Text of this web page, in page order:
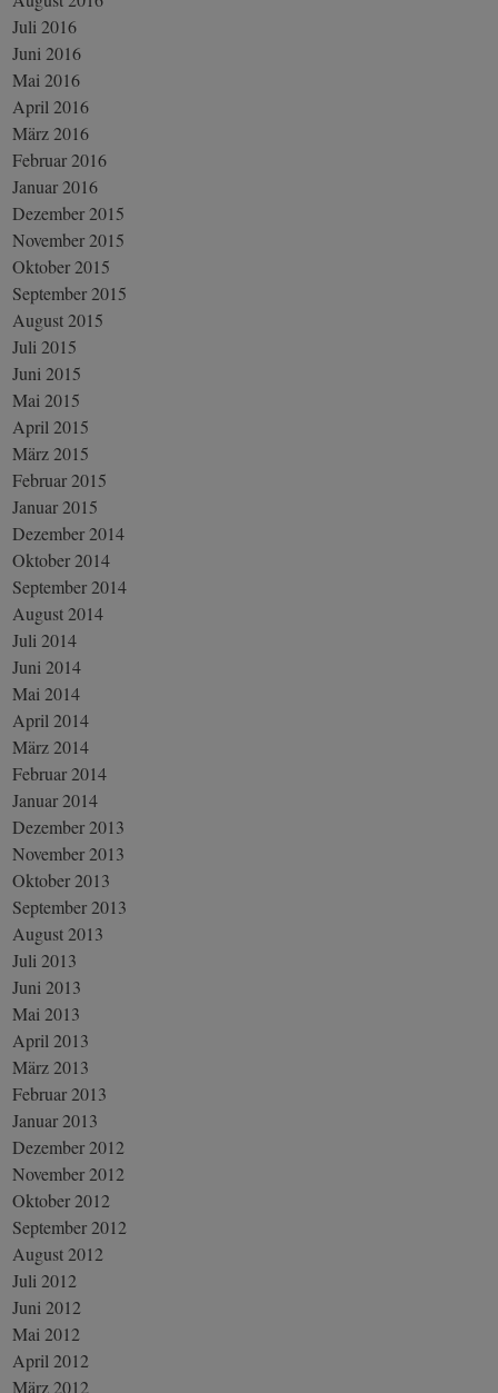
Juli 2016
Juni 2016
Mai 2016
April 2016
März 2016
Februar 2016
Januar 2016
Dezember 2015
November 2015
Oktober 2015
September 2015
August 2015
Juli 2015
Juni 2015
Mai 2015
April 2015
März 2015
Februar 2015
Januar 2015
Dezember 2014
Oktober 2014
September 2014
August 2014
Juli 2014
Juni 2014
Mai 2014
April 2014
März 2014
Februar 2014
Januar 2014
Dezember 2013
November 2013
Oktober 2013
September 2013
August 2013
Juli 2013
Juni 2013
Mai 2013
April 2013
März 2013
Februar 2013
Januar 2013
Dezember 2012
November 2012
Oktober 2012
September 2012
August 2012
Juli 2012
Juni 2012
Mai 2012
April 2012
März 2012